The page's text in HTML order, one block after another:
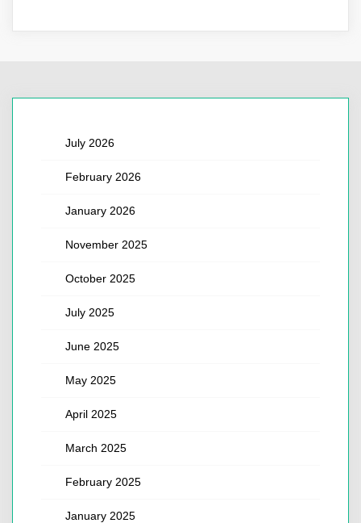
July 2026
February 2026
January 2026
November 2025
October 2025
July 2025
June 2025
May 2025
April 2025
March 2025
February 2025
January 2025